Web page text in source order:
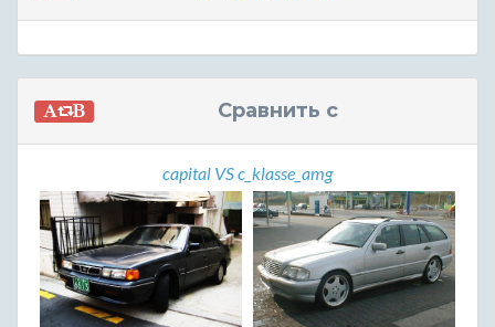
Сравнить с
capital VS c_klasse_amg